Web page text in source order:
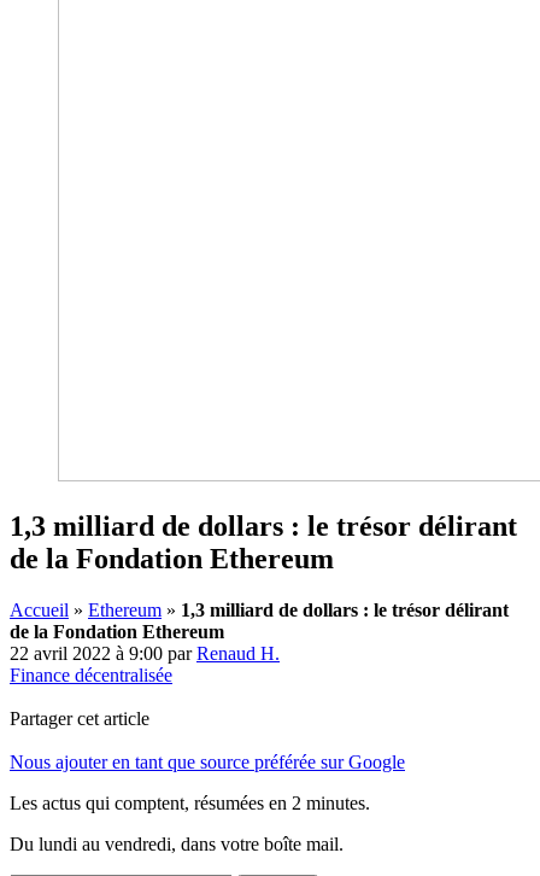
1,3 milliard de dollars : le trésor délirant
de la Fondation Ethereum
Accueil » Ethereum » 1,3 milliard de dollars : le trésor délirant
de la Fondation Ethereum
22 avril 2022 à 9:00 parRenaud H.
Finance décentralisée
Partager cet article
Nous ajouter en tant que source préférée sur Google
Les actus qui comptent, résumées en 2 minutes.
Du lundi au vendredi, dans votre boîte mail.